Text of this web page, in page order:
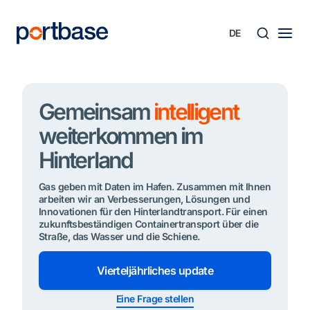
springen
Gemeinsamintelligent
weiterkommen im
Hinterland
Gas geben mit Daten im Hafen. Zusammen mit Ihnen
arbeiten wir an Verbesserungen, Lösungen und
Innovationen für den Hinterlandtransport. Für einen
zukunftsbeständigen Containertransport über die
Straße, das Wasser und die Schiene.
Vierteljährliches update
Eine Frage stellen